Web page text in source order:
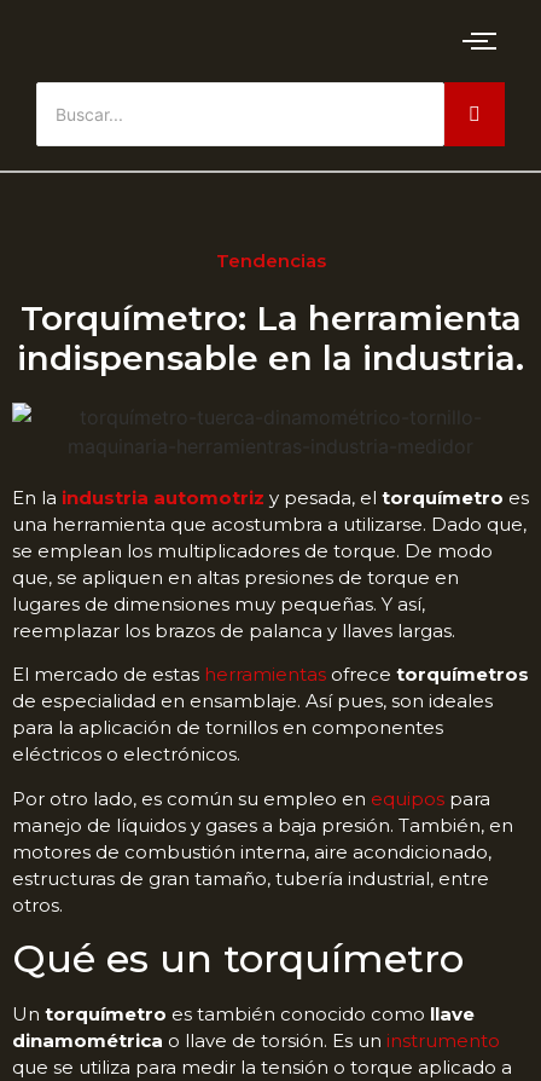
Tendencias
Torquímetro: La herramienta
indispensable en la industria.
En la industria automotriz y pesada, el torquímetro es
una herramienta que acostumbra a utilizarse. Dado que,
se emplean los multiplicadores de torque. De modo
que, se apliquen en altas presiones de torque en
lugares de dimensiones muy pequeñas. Y así,
reemplazar los brazos de palanca y llaves largas.
El mercado de estas herramientas ofrece torquímetros
de especialidad en ensamblaje. Así pues, son ideales
para la aplicación de tornillos en componentes
eléctricos o electrónicos.
Por otro lado, es común su empleo en equipos para
manejo de líquidos y gases a baja presión. También, en
motores de combustión interna, aire acondicionado,
estructuras de gran tamaño, tubería industrial, entre
otros.
Qué es un torquímetro
Un torquímetro es también conocido como llave
dinamométrica o llave de torsión. Es un instrumento
que se utiliza para medir la tensión o torque aplicado a